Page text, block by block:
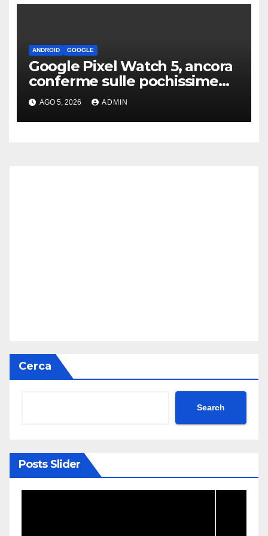
ANDROID GOOGLE
Google Pixel Watch 5, ancora
conferme sulle pochissime
novità hardware
AGO 5, 2026 ADMIN
Cerca
Search
Posts Slider